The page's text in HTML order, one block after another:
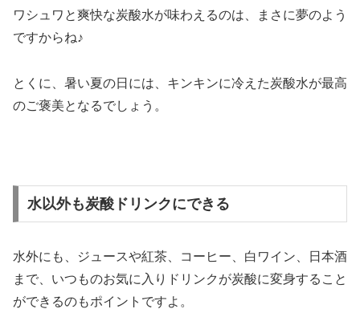
ワシュワと爽快な炭酸水が味わえるのは、まさに夢のよう
ですからね♪
とくに、暑い夏の日には、キンキンに冷えた炭酸水が最高
のご褒美となるでしょう。
水以外も炭酸ドリンクにできる
水外にも、ジュースや紅茶、コーヒー、白ワイン、日本酒
まで、いつものお気に入りドリンクが炭酸に変身すること
ができるのもポイントですよ。